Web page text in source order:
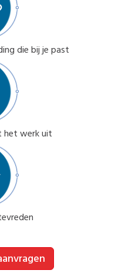
die bij je past
het werk uit